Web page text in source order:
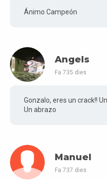
Ánimo Campeón
Angels
Fa 735 dies
Gonzalo, eres un crack!!
Un abrazo
Manuel
Fa 737 dies